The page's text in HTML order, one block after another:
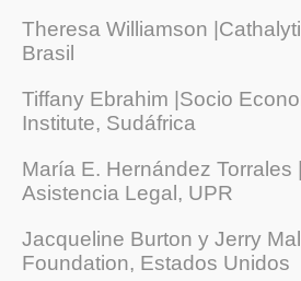
Theresa Williamson
Brasil
Tiffany Ebrahim |Socio
Institute, Sudáfrica
María E. Hernández Torrales
Asistencia Legal, UPR
Jacqueline Burton y Jerry
Foundation, Estados Unidos